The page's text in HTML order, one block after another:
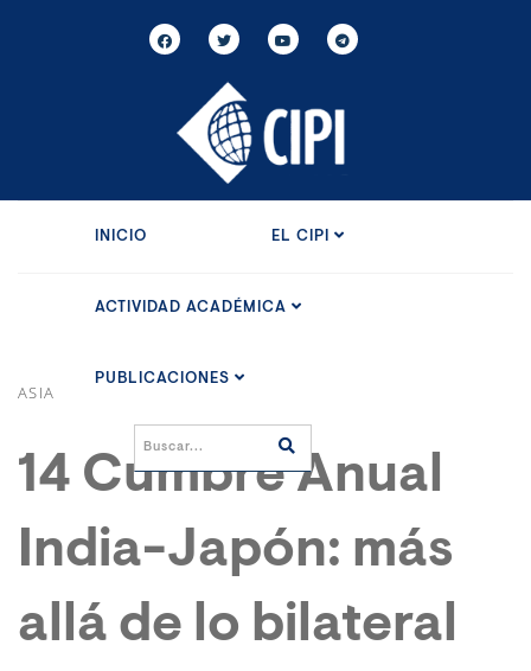
INICIO EL CIPI
ACTIVIDAD ACADÉMICA
PUBLICACIONES
ASIA
14 Cumbre Anual
India-Japón: más
allá de lo bilateral